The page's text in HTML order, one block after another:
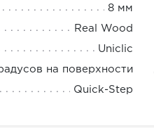
8 мм
Real Wood
Uniclic
на поверхности
Quick-Step